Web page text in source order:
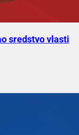
sredstvo vlasti